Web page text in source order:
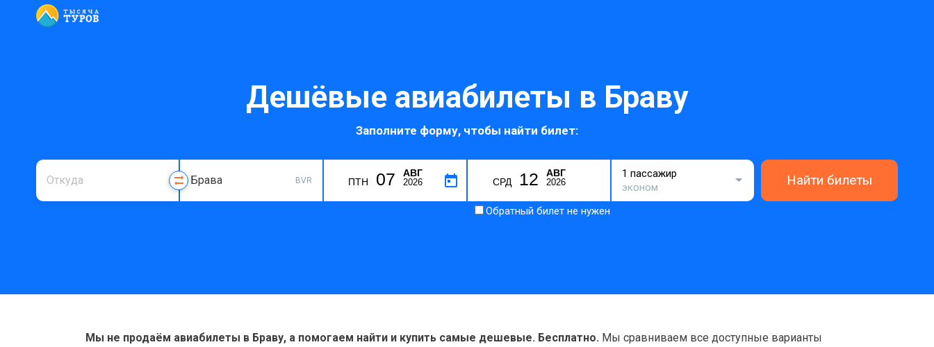
Дешёвые авиабилеты в Браву
Заполните форму, чтобы найти билет:
BVR ПТН 07 АВГ
2026 СРД 12 АВГ
2026
1 пассажир
эконом
Найти билеты
Обратный билет не нужен
Мы не продаём авиабилеты в Браву, а помогаем найти и купить самые дешевые. Бесплатно. Мы сравниваем все доступные варианты